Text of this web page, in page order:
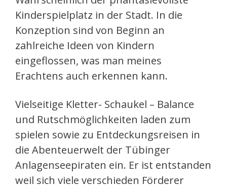
Kinderspielplatz in der Stadt. In die
Konzeption sind von Beginn an
zahlreiche Ideen von Kindern
eingeflossen, was man meines
Erachtens auch erkennen kann.
Vielseitige Kletter- Schaukel – Balance
und Rutschmöglichkeiten laden zum
spielen sowie zu Entdeckungsreisen in
die Abenteuerwelt der Tübinger
Anlagenseepiraten ein. Er ist entstanden
weil sich viele verschieden Förderer